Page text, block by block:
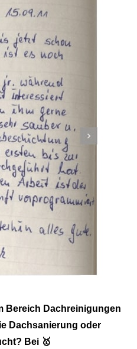
Bereich Dachreinigungen
Dachsanierung oder
Bei 🥇